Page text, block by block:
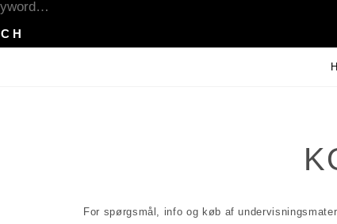
For spørgsmål, info og køb af